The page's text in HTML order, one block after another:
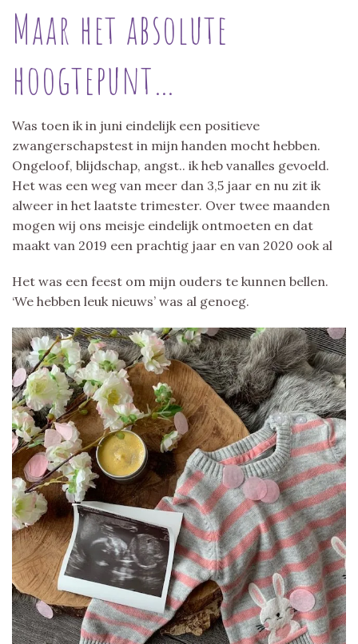
Maar het absolute
hoogtepunt…
Was toen ik in juni eindelijk een positieve
zwangerschapstest in mijn handen mocht hebben.
Ongeloof, blijdschap, angst.. ik heb vanalles gevoeld.
Het was een weg van meer dan 3,5 jaar en nu zit ik
alweer in het laatste trimester. Over twee maanden
mogen wij ons meisje eindelijk ontmoeten en dat
maakt van 2019 een prachtig jaar en van 2020 ook al
Het was een feest om mijn ouders te kunnen bellen.
‘We hebben leuk nieuws’ was al genoeg.